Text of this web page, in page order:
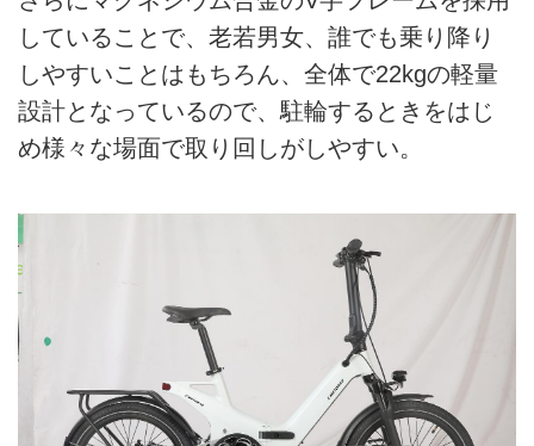
していることで、老若男女、誰でも乗り降り
しやすいことはもちろん、全体で22kgの軽量
設計となっているので、駐輪するときをはじ
め様々な場面で取り回しがしやすい。